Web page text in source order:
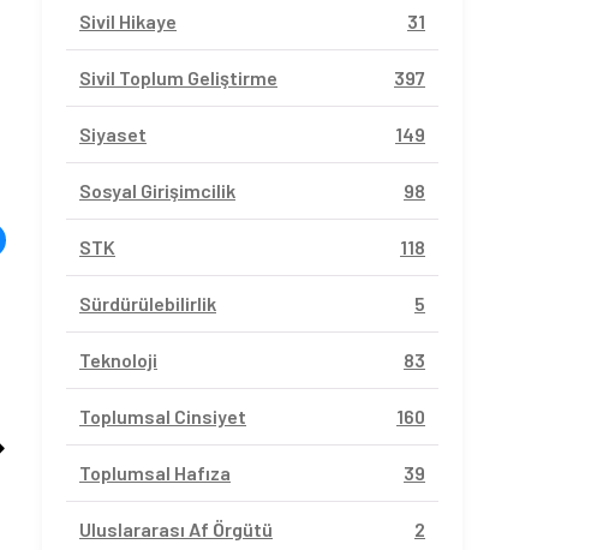
Sivil Hikaye 31
Sivil Toplum Geliştirme 397
Siyaset 149
Sosyal Girişimcilik 98
STK 118
Sürdürülebilirlik 5
Teknoloji 83
Toplumsal Cinsiyet 160
Toplumsal Hafıza 39
Uluslararası Af Örgütü 2